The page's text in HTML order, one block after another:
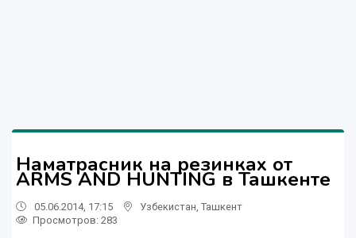
Наматрасник на резинках от
ARMS AND HUNTING в Ташкенте
05.06.2014, 17:15 Узбекистан Ташкент
Просмотров: 283